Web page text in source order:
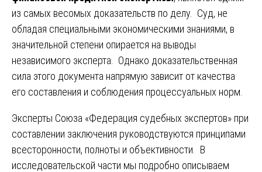
из самых весомых доказательств по делу. Суд, не
обладая специальными экономическими знаниями, в
значительной степени опирается на выводы
независимого эксперта. Однако доказательственная
сила этого документа напрямую зависит от качества
его составления и соблюдения процессуальных норм.
Эксперты Союза «Федерация судебных экспертов» при
составлении заключения руководствуются принципами
всесторонности, полноты и объективности. В
исследовательской части мы подробно описываем